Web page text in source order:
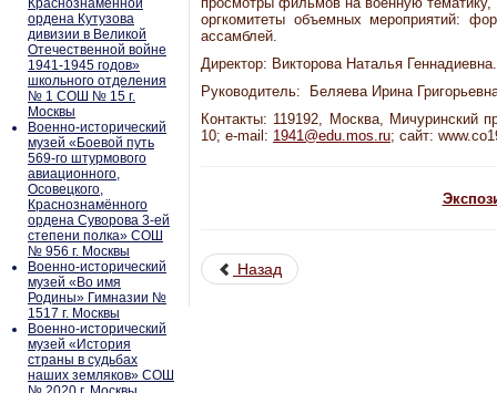
Краснознамённой
ордена Кутузова
дивизии в Великой
Отечественной войне
1941-1945 годов»
школьного отделения
№ 1 СОШ № 15 г.
Москвы
Военно-исторический
музей «Боевой путь
569-го штурмового
авиационного,
Осовецкого,
Краснознамённого
ордена Суворова 3-ей
степени полка» СОШ
№ 956 г. Москвы
Военно-исторический
музей «Во имя
Родины» Гимназии №
1517 г. Москвы
Военно-исторический
музей «История
страны в судьбах
наших земляков» СОШ
оргкомитеты объемных мероприятий:
ассамблей.
Директор: Викторова Наталья Геннадиевна.
Руководитель: Беляева Ирина
Контакты: 119192, Москва, Мичуринский
10; e-mail: 1941@edu.mos.ru; сайт:
Назад